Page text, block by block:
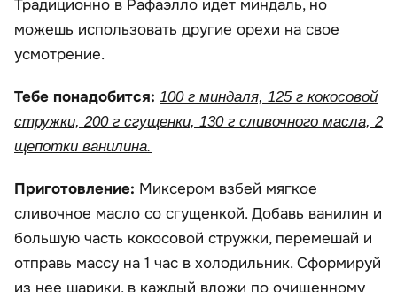
Традиционно в Рафаэлло идет миндаль, но
можешь использовать другие орехи на свое
усмотрение.
Тебе понадобится: 100 г миндаля, 125 г кокосовой
стружки, 200 г сгущенки, 130 г сливочного масла, 2
щепотки ванилина.
Приготовление: Миксером взбей мягкое
сливочное масло со сгущенкой. Добавь ванилин и
большую часть кокосовой стружки, перемешай и
отправь массу на 1 час в холодильник. Сформируй
из нее шарики, в каждый вложи по очищенному